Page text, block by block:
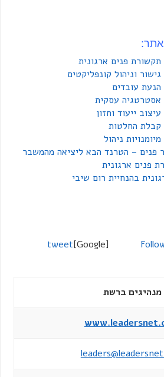
פנים ארגונית
וניהול קונפליקטים
עובדים
אסטרטגיה עסקית
ייעוד וחזון
קבלת החלטות
ניהול
פנים – הטרנד הבא ליציאה מהמשבר
פנים ארגונית
בהנחיית רום שיבי
tweet[Google]
מנהיגים ברשת